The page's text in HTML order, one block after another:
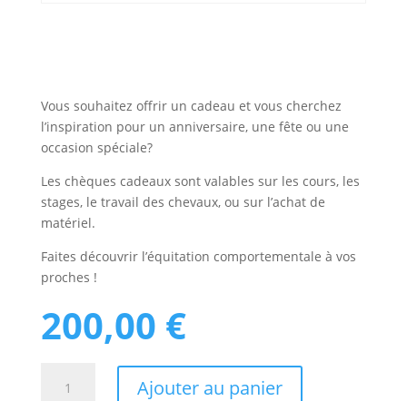
Vous souhaitez offrir un cadeau et vous cherchez
l’inspiration pour un anniversaire, une fête ou une
occasion spéciale?
Les chèques cadeaux sont valables sur les cours, les
stages, le travail des chevaux, ou sur l’achat de
matériel.
Faites découvrir l’équitation comportementale à vos
proches !
200,00 €
Ajouter au panier